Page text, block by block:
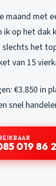
met
op het
het
van 15
€3.850 in
snel
019 86